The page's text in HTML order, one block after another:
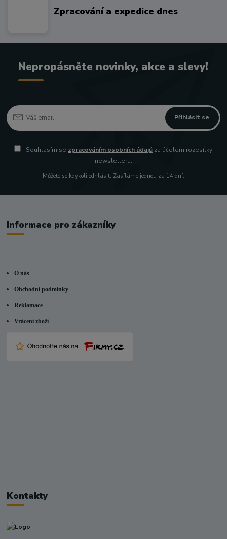
Zpracování a expedice dnes
Nepropásněte novinky, akce a slevy!
Přihlásit se
Souhlasím se zpracováním osobních údajů za účelem rozesílky
newsletteru.
Můžete se kdykoli odhlásit. Zasíláme jednou za 14 dní.
Informace pro zákazníky
O nás
Obchodní podmínky
Reklamace
Vrácení zboží
Kontakty